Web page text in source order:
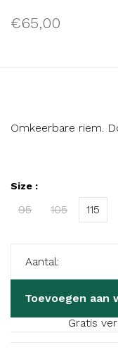
€65,00
Omkeerbare riem.
Size :
95 105 115
Aantal:
Toevoegen aan
Gratis